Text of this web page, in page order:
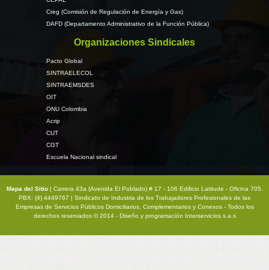
Creg (Comisión de Regulación de Energía y Gas)
DAFD (Departamento Administrativo de la Función Pública)
Organizaciones Sindicales
Pacto Global
SINTRAELECOL
SINTRAEMSDES
OIT
ONU Colombia
Acrip
CUT
CGT
Escuela Nacional sindical
Mapa del Sitio | Carrera 43a (Avenida El Poblado) # 17 - 106 Edificio Latitude - Oficina 705.
PBX: (4) 4449767 | Sindicato de Industria de los Trabajadores Profesionales de las
Empresas de Servicios Públicos Domiciliarios, Complementarios y Conexos - Todos los
derechos reservados © 2014 - Diseño y programación Interservicios s.a.s